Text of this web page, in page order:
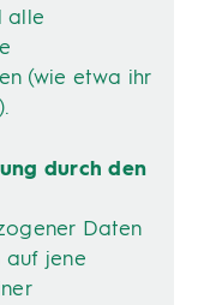
alle
(wie etwa ihr
durch den
Daten
auf jene